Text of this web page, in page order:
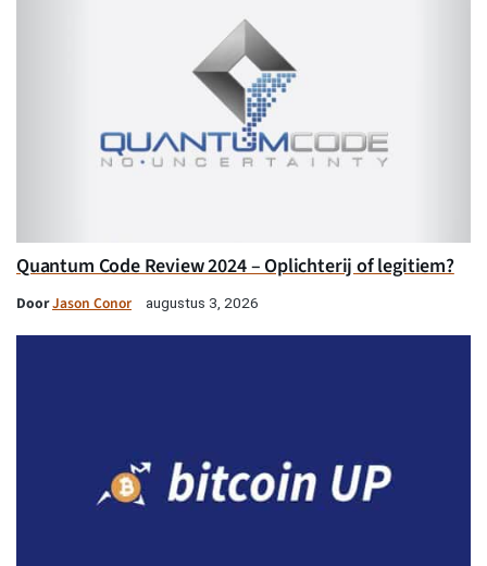
Quantum Code Review 2024 – Oplichterij of legitiem?
DoorJason Conor augustus 3, 2026